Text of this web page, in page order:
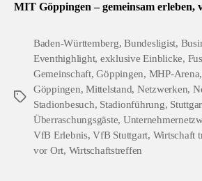
MIT Göppingen – gemeinsam erleben,
Schlagwörter
Baden-Württemberg,Bundesligist,
Eventhighlight, exklusive Einblicke,
Gemeinschaft,Göppingen, MHP-Arena,
Göppingen,Mittelstand, Netzwerken,
Stadionbesuch, Stadionführung,
Überraschungsgäste,
VfB Erlebnis,VfB Stuttgart, Wirtschaft
vor Ort, Wirtschaftstreffen